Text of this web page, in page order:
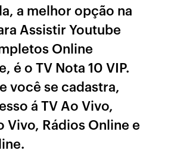
a melhor opção na
Assistir Youtube
Online
é o TV Nota 10 VIP.
você se cadastra,
á TV Ao Vivo,
Vivo, Rádios Online e